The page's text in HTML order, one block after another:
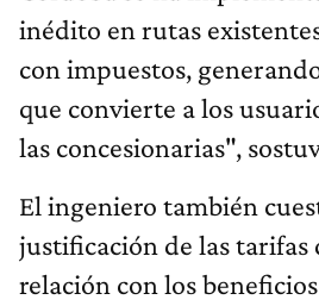
inédito en rutas
con impuestos,
que convierte a los
las concesionarias",
El ingeniero también
justificación de las tarifas
relación con los